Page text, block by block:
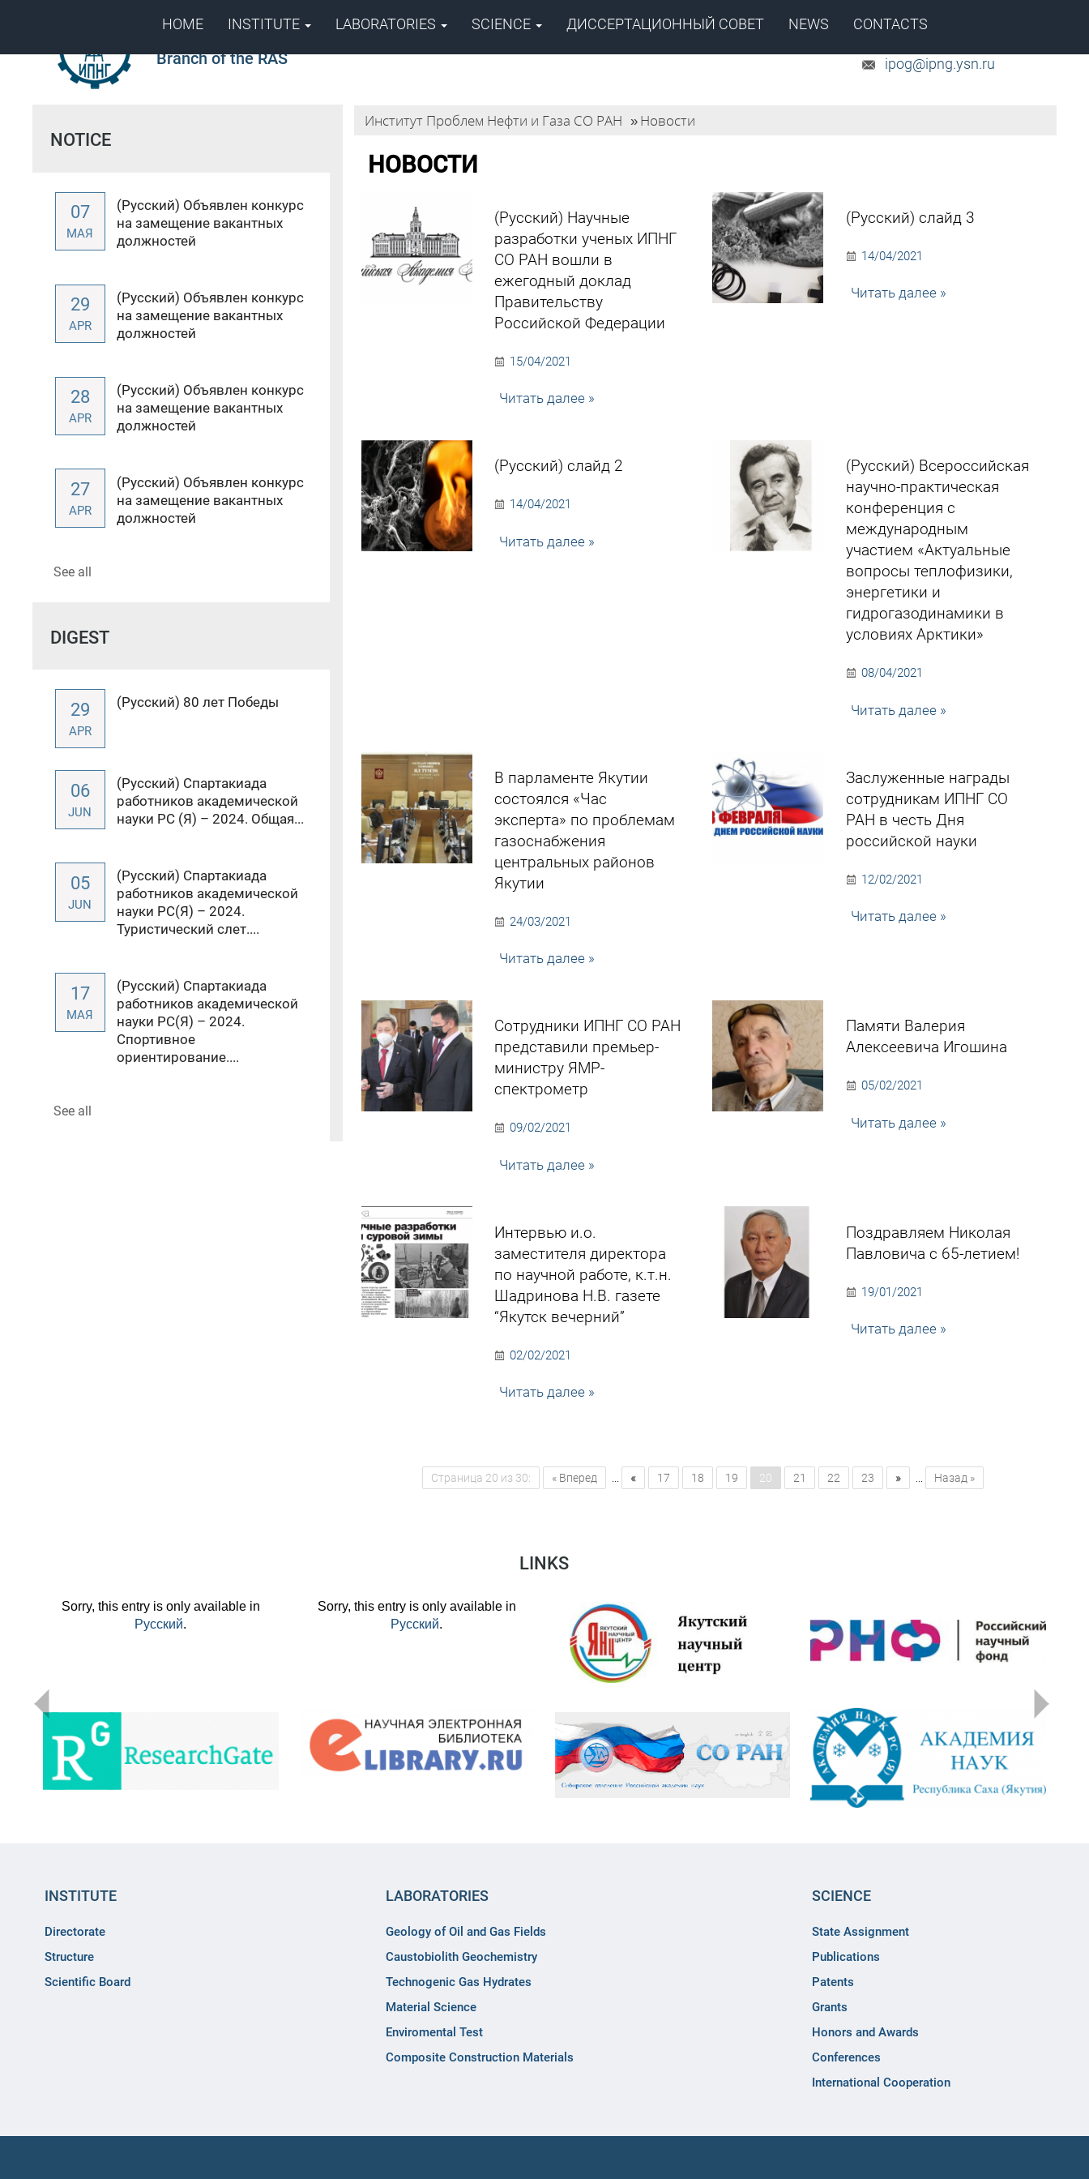
Institute of Oil and Gas Problems of the Siberian
Branch of the RAS
+7 (4112) 39-06-20
ipog@ipng.ysn.ru
HOME INSTITUTE LABORATORIES SCIENCE ДИССЕРТАЦИОННЫЙ СОВЕТ NEWS CONTACTS
Институт Проблем Нефти и Газа СО РАН »Новости
НОВОСТИ
(Русский) Научные
разработки ученых ИПНГ
СО РАН вошли в
ежегодный доклад
Правительству
Российской Федерации
15/04/2021
Читать далее »
(Русский) слайд 3
14/04/2021
Читать далее »
(Русский) слайд 2
14/04/2021
Читать далее »
(Русский) Всероссийская
научно-практическая
конференция с
международным
участием «Актуальные
вопросы теплофизики,
энергетики и
гидрогазодинамики в
условиях Арктики»
08/04/2021
Читать далее »
В парламенте Якутии
состоялся «Час
эксперта» по проблемам
газоснабжения
центральных районов
Якутии
24/03/2021
Читать далее »
Заслуженные награды
сотрудникам ИПНГ СО
РАН в честь Дня
российской науки
12/02/2021
Читать далее »
Сотрудники ИПНГ СО РАН
представили премьер-
министру ЯМР-
спектрометр
09/02/2021
Читать далее »
Памяти Валерия
Алексеевича Игошина
05/02/2021
Читать далее »
Интервью и.о.
заместителя директора
по научной работе, к.т.н.
Шадринова Н.В. газете
“Якутск вечерний”
02/02/2021
Читать далее »
Поздравляем Николая
Павловича с 65-летием!
19/01/2021
Читать далее »
Страница 20 из 30: « Вперед « 17 18 19 20 21 22 23 » Назад »
NOTICE
07
МАЯ
(Русский) Объявлен конкурс
на замещение вакантных
должностей
29
APR
(Русский) Объявлен конкурс
на замещение вакантных
должностей
28
APR
(Русский) Объявлен конкурс
на замещение вакантных
должностей
27
APR
(Русский) Объявлен конкурс
на замещение вакантных
должностей
See all
DIGEST
29
APR
(Русский) 80 лет Победы
06
JUN
(Русский) Спартакиада
работников академической
науки РС (Я) – 2024. Общая...
05
JUN
(Русский) Спартакиада
работников академической
науки РС(Я) – 2024.
Туристический слет....
17
МАЯ
(Русский) Спартакиада
работников академической
науки РС(Я) – 2024.
Спортивное
ориентирование....
See all
LINKS
Sorry, this entry is only available in
Русский.
Sorry, this entry is only available in
Русский.
INSTITUTE
Directorate
Structure
Scientific Board
LABORATORIES
Geology of Oil and Gas Fields
Caustobiolith Geochemistry
Technogenic Gas Hydrates
Material Science
Enviromental Test
Composite Construction Materials
SCIENCE
State Assignment
Publications
Patents
Grants
Honors and Awards
Conferences
International Cooperation